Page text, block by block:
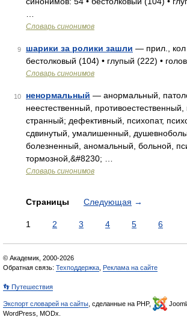
Словарь синонимов
9 шарики за ролики зашли — прил., кол
бестолковый (104) • глупый (222) •
Словарь синонимов
10 ненормальный — анормальный,
неестественный,
странный; дефективный, психопат,
сдвинутый, умалишенный,
болезненный, аномальный, больной,
тормозной,&#8230; …
Словарь синонимов
Страницы Следующая →
1 2 3 4 5 6
© Академик, 2000-2026
Обратная связь: Техподдержка Реклама на сайте
👣 Путешествия
Экспорт словарей на сайты , сделанные на PHP,
WordPress, MODx.